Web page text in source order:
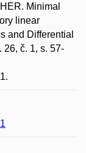
Minimal
linear
and Differential
26, č. 1, s. 57-